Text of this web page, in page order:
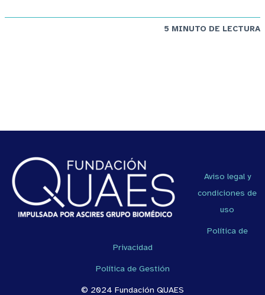
5 MINUTO DE LECTURA
Aviso legal y
condiciones de
uso
Política de
Privacidad
Política de Gestión
© 2024 Fundación QUAES